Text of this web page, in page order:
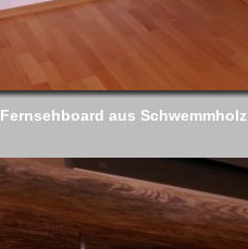
Fernsehboard aus Schwemmholz